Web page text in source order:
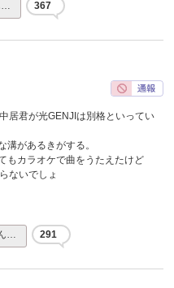
… 367
居君が光GENJIは別格といってい
溝があるきがする。
もカラオケで曲をうたえたけど
ないでしょ
… 291